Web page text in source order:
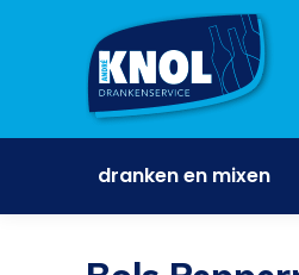
dranken en mixen
dranken en mixen